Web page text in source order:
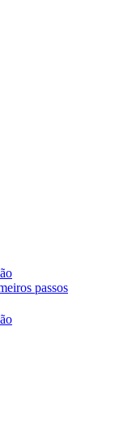
passos